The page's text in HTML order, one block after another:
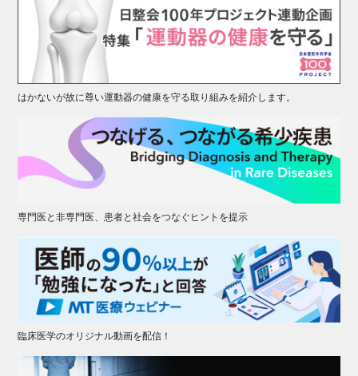
はかないが故に尊い運動器の健康を守る取り組みを紹介します。
専門医と非専門医、患者と社会をつなぐヒントを提示
臨床医学のオリジナル動画を配信！